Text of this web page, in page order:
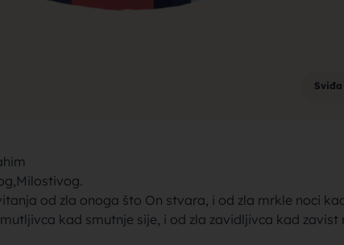
od zla onoga što On stvara, i od zla mrkle noci
kad smutnje sije, i od zla zavidljivca kad zavist
za
sa